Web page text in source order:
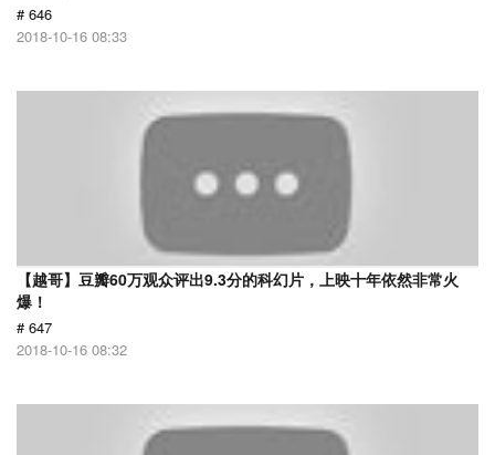
# 646
2018-10-16 08:33
【越哥】豆瓣60万观众评出9.3分的科幻片，上映十年依然非常火
爆！
# 647
2018-10-16 08:32